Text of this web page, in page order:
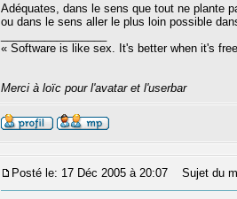
Adéquates, dans le sens que tout ne plante
ou dans le sens aller le plus loin possible
« Software is like sex. It's better when it's
Merci à loïc pour l'avatar et l'userbar
Posté le: 17 Déc 2005 à 20:07 Sujet du